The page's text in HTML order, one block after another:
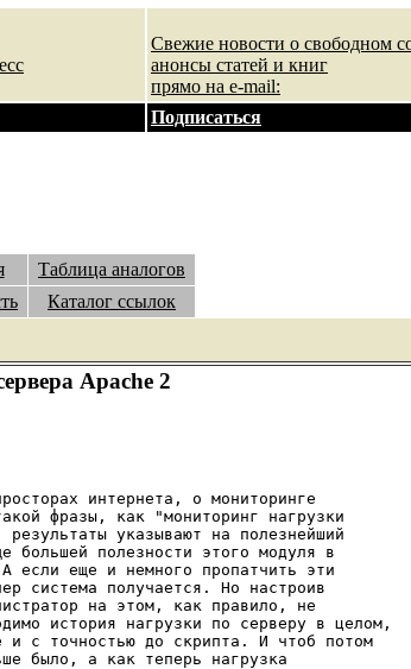
Свежие новости о свободном
анонсы статей и книг
прямо на e-mail:
Подписаться
Таблица аналогов
Каталог ссылок
Apache 2
интернета, о мониторинге
фразы, как "мониторинг нагрузки
указывают на полезнейший
полезности этого модуля в
если еще и немного пропатчить эти
система получается. Но настроив
на этом, как правило, не
история нагрузки по серверу в целом,
и с точностью до скрипта. И чтоб потом
было, а как теперь нагрузка